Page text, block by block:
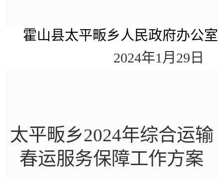
霍山县太平畈乡人民政府办公室
2024年1月 29 日
太平畈乡2024年综合运输
春运服务保障工作方案